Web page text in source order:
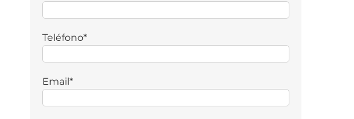
Teléfono*
Email*